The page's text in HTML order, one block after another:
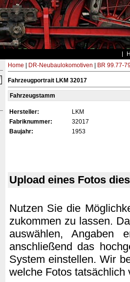
Home DR-Neubaulokomotiven BR 99.77-
Fahrzeugportrait LKM 32017
Fahrzeugstamm
Hersteller:
LKM
Fabriknummer:
32017
Baujahr:
1953
Upload eines Fotos
Nutzen Sie die
zukommen zu lassen.
auswählen, Angaben
anschließend das
System einstellen. Wir
welche Fotos tatsächlich